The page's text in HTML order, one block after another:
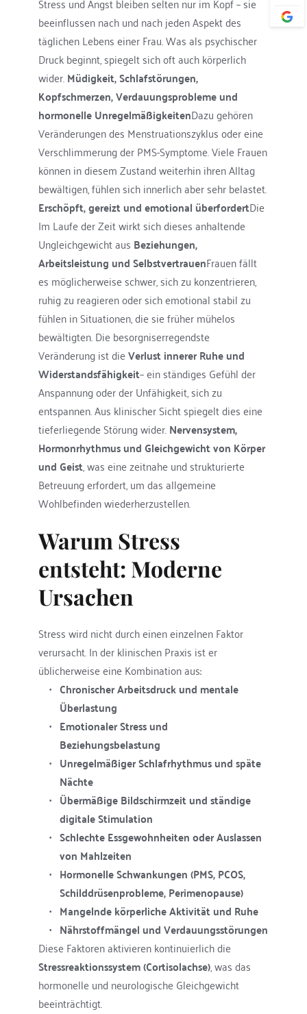
beeinflussen nach und nach jeden Aspekt des
täglichen Lebens einer Frau. Was als psychischer
Druck beginnt, spiegelt sich oft auch körperlich
wider. Müdigkeit, Schlafstörungen,
Kopfschmerzen, Verdauungsprobleme und
hormonelle UnregelmäßigkeitenDazu gehören
Veränderungen des Menstruationszyklus oder eine
Verschlimmerung der PMS-Symptome. Viele Frauen
können in diesem Zustand weiterhin ihren Alltag
bewältigen, fühlen sich innerlich aber sehr belastet.
Erschöpft, gereizt und emotional überfordertDie
Im Laufe der Zeit wirkt sich dieses anhaltende
Ungleichgewicht aus Beziehungen,
Arbeitsleistung und SelbstvertrauenFrauen fällt
es möglicherweise schwer, sich zu konzentrieren,
ruhig zu reagieren oder sich emotional stabil zu
fühlen in Situationen, die sie früher mühelos
bewältigten. Die besorgniserregendste
Veränderung ist die Verlust innerer Ruhe und
Widerstandsfähigkeit– ein ständiges Gefühl der
Anspannung oder der Unfähigkeit, sich zu
entspannen. Aus klinischer Sicht spiegelt dies eine
tieferliegende Störung wider. Nervensystem,
Hormonrhythmus und Gleichgewicht von Körper
und Geist, was eine zeitnahe und strukturierte
Betreuung erfordert, um das allgemeine
Wohlbefinden wiederherzustellen.
Warum Stress
entsteht: Moderne
Ursachen
Stress wird nicht durch einen einzelnen Faktor
verursacht. In der klinischen Praxis ist er
üblicherweise eine Kombination aus:
Chronischer Arbeitsdruck und mentale
Überlastung
Emotionaler Stress und
Beziehungsbelastung
Unregelmäßiger Schlafrhythmus und späte
Nächte
Übermäßige Bildschirmzeit und ständige
digitale Stimulation
Schlechte Essgewohnheiten oder Auslassen
von Mahlzeiten
Hormonelle Schwankungen (PMS, PCOS,
Schilddrüsenprobleme, Perimenopause)
Mangelnde körperliche Aktivität und Ruhe
Nährstoffmängel und Verdauungsstörungen
Diese Faktoren aktivieren kontinuierlich die
Stressreaktionssystem (Cortisolachse), was das
hormonelle und neurologische Gleichgewicht
beeinträchtigt.